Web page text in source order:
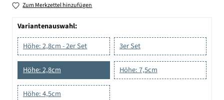
Zum Merkzettel hinzufügen
Variantenauswahl:
Höhe: 2,8cm - 2er Set
3er Set
Höhe: 2,8cm Höhe: 7,5cm
Höhe: 4,5cm